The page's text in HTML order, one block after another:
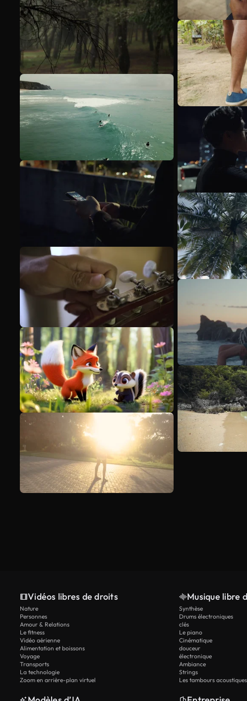
Vidéos libres de droits
Nature
Personnes
Amour & Relations
Le fitness
Vidéo aérienne
Alimentation et boissons
Voyage
Transports
La technologie
Zoom en arrière-plan virtuel
Musique libre
Synthèse
Drums électroniques
clés
Le piano
Cinématique
douceur
électronique
Ambiance
Strings
Les tambours acoustiques